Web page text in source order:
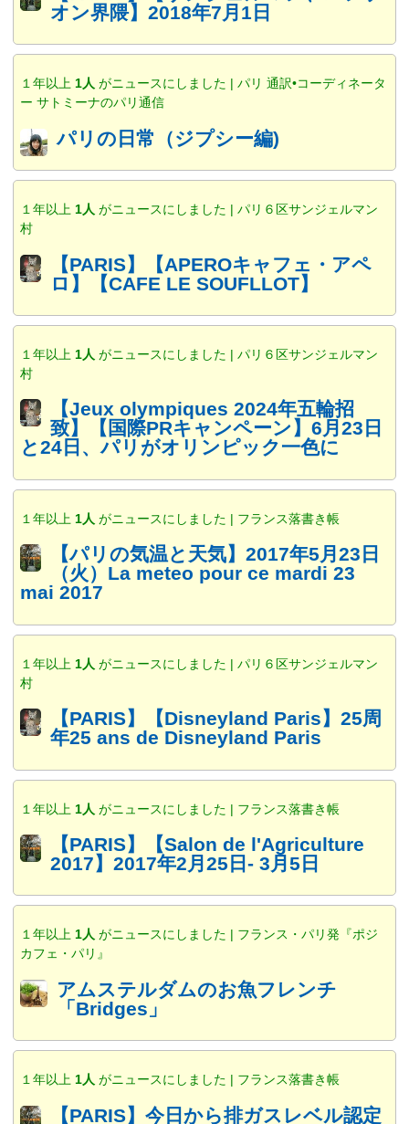
オン界隈】2018年7月1日
１年以上 1人 がニュースにしました | パリ 通訳•コーディネータ
ー サトミーナのパリ通信
パリの日常（ジプシー編)
１年以上 1人 がニュースにしました | パリ６区サンジェルマン
村
【PARIS】【APEROキャフェ・アペ
ロ】【CAFE LE SOUFLLOT】
１年以上 1人 がニュースにしました | パリ６区サンジェルマン
村
【Jeux olympiques 2024年五輪招
致】【国際PRキャンペーン】6月23日
と24日、パリがオリンピック一色に
１年以上 1人 がニュースにしました | フランス落書き帳
【パリの気温と天気】2017年5月23日
（火）La meteo pour ce mardi 23
mai 2017
１年以上 1人 がニュースにしました | パリ６区サンジェルマン
村
【PARIS】【Disneyland Paris】25周
年25 ans de Disneyland Paris
１年以上 1人 がニュースにしました | フランス落書き帳
【PARIS】【Salon de l'Agriculture
2017】2017年2月25日- 3月5日
１年以上 1人 がニュースにしました | フランス・パリ発『ポジ
カフェ・パリ』
アムステルダムのお魚フレンチ
「Bridges」
１年以上 1人 がニュースにしました | フランス落書き帳
【PARIS】今日から排ガスレベル認定